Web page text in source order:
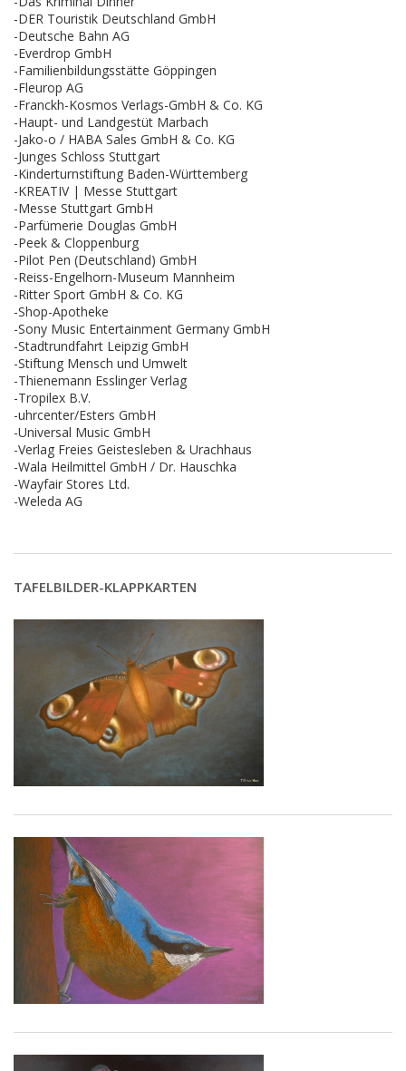
-DER Touristik Deutschland GmbH
-Deutsche Bahn AG
-Everdrop GmbH
-Familienbildungsstätte Göppingen
-Fleurop AG
-Franckh-Kosmos Verlags-GmbH & Co. KG
-Haupt- und Landgestüt Marbach
-Jako-o / HABA Sales GmbH & Co. KG
-Junges Schloss Stuttgart
-Kinderturnstiftung Baden-Württemberg
-KREATIV | Messe Stuttgart
-Messe Stuttgart GmbH
-Parfümerie Douglas GmbH
-Peek & Cloppenburg
-Pilot Pen (Deutschland) GmbH
-Reiss-Engelhorn-Museum Mannheim
-Ritter Sport GmbH & Co. KG
-Shop-Apotheke
-Sony Music Entertainment Germany GmbH
-Stadtrundfahrt Leipzig GmbH
-Stiftung Mensch und Umwelt
-Thienemann Esslinger Verlag
-Tropilex B.V.
-uhrcenter/Esters GmbH
-Universal Music GmbH
-Verlag Freies Geistesleben & Urachhaus
-Wala Heilmittel GmbH / Dr. Hauschka
-Wayfair Stores Ltd.
-Weleda AG
TAFELBILDER-KLAPPKARTEN